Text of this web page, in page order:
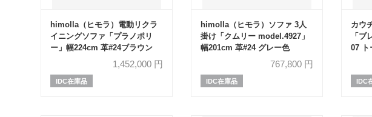
himolla（ヒモラ）電動リクラ
イニングソファ「プラノポリ
ー」幅224cm 革#24ブラウン
1,452,000円
IDC在庫品
himolla（ヒモラ）ソファ 3人
掛け「クムリー model.4927」
幅201cm 革#24 グレー色
767,800円
IDC在庫品
カウ
「ブ
07 ト
IDC